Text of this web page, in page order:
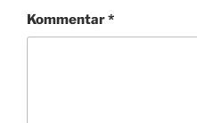
Kommentar*